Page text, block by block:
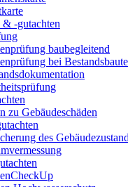
-gutachten
baubegleitend
bei
zu Gebäudeschäden
des